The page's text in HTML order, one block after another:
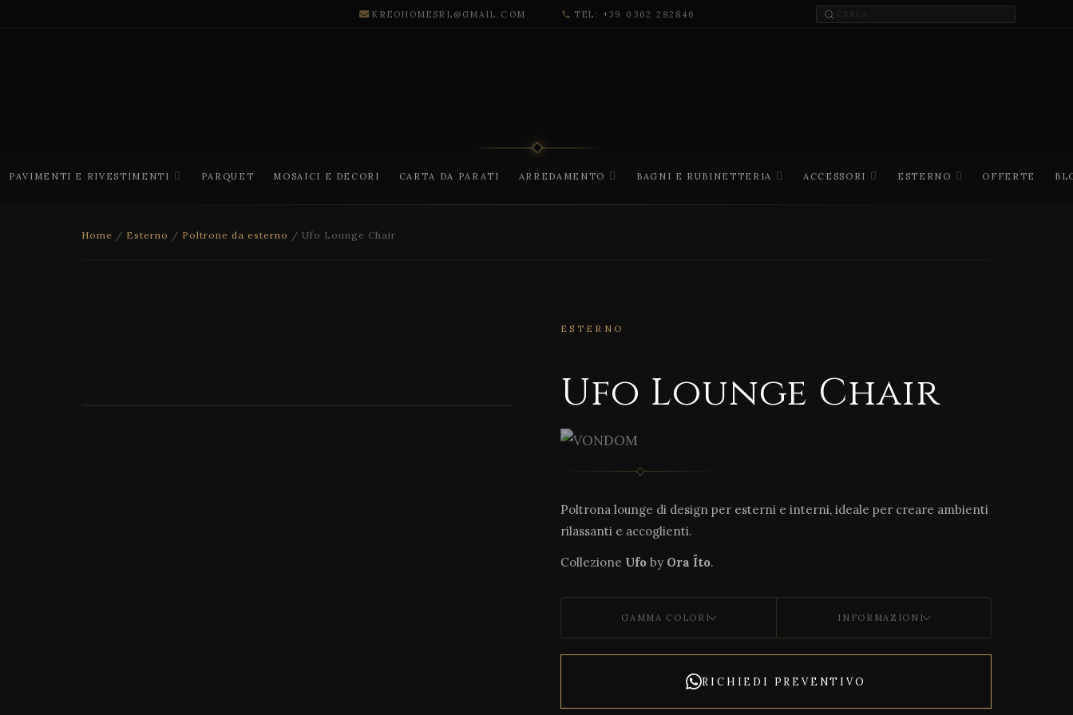
KREOHOMESRL@GMAIL.COM phone TEL: +39 0362 282846
PAVIMENTI E RIVESTIMENTI PARQUET MOSAICI E DECORI CARTA DA PARATI ARREDAMENTO BAGNI E RUBINETTERIA ACCESSORI ESTERNO OFFERTE
Home / Esterno / Poltrone da esterno / Ufo Lounge Chair
ESTERNO
Ufo Lounge Chair
Poltrona lounge di design per esterni e interni, ideale per creare ambienti
rilassanti e accoglienti.
Collezione Ufo by Ora Ïto.
GAMMA COLORI INFORMAZIONI
RICHIEDI PREVENTIVO